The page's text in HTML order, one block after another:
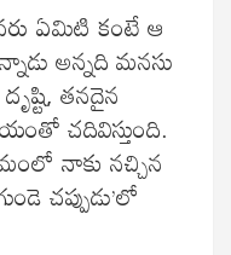
ఏమిటి కంటే ఆ
అన్నది మనసు
తనదైన
చదివిస్తుంది.
నాకు నచ్చిన
చప్పుడు’లో